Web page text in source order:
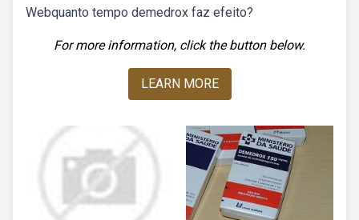
Webquanto tempo demedrox faz efeito?
For more information, click the button below.
LEARN MORE